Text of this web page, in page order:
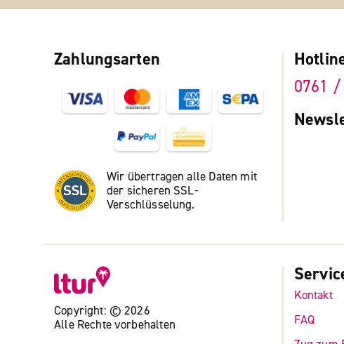
Zahlungsarten
Wir übertragen alle Daten mit
der sicheren SSL-
Verschlüsselung.
0761 /
Copyright: © 2026
Alle Rechte vorbehalten
Kontakt
FAQ